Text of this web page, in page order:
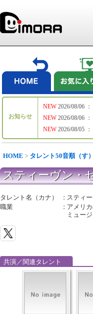
お知らせ
NEW
NEW
NEW
2026/08/06
2026/08/06
2026/08/05
HOME > タレント50音順（す）
スティーヴン・
タレント名（カナ） ： スティ
職業
： アメリ
ミュー
共演／関連タレント